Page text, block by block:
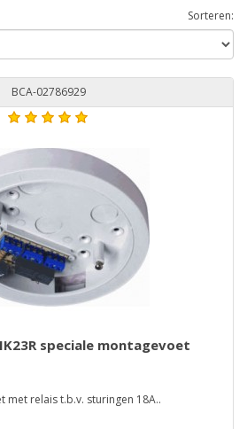
Sorteren:
BCA-02786929
speciale montagevoet
met relais t.b.v. sturingen 18A..